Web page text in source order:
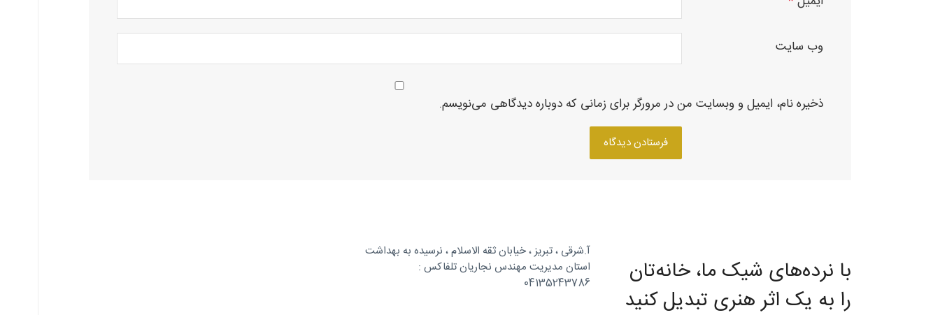
وب‌ سایت
ذخیره نام، ایمیل و وبسایت من در مرورگر برای زمانی که دوباره دیدگاهی می‌نویسم.
با نرده‌های شیک ما، خانه‌تان
را به یک اثر هنری تبدیل کنید
آ.شرقی ، تبریز ، خیابان ثقه الاسلام ، نرسیده به بهداشت
استان مدیریت مهندس نجاریان تلفاکس :
04135243786